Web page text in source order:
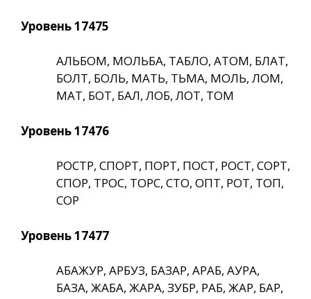
Уровень 17475
АЛЬБОМ, МОЛЬБА, ТАБЛО, АТОМ, БЛАТ,
БОЛТ, БОЛЬ, МАТЬ, ТЬМА, МОЛЬ, ЛОМ,
МАТ, БОТ, БАЛ, ЛОБ, ЛОТ, ТОМ
Уровень 17476
РОСТР, СПОРТ, ПОРТ, ПОСТ, РОСТ, СОРТ,
СПОР, ТРОС, ТОРС, СТО, ОПТ, РОТ, ТОП,
СОР
Уровень 17477
АБАЖУР, АРБУЗ, БАЗАР, АРАБ, АУРА,
БАЗА, ЖАБА, ЖАРА, ЗУБР, РАБ, ЖАР, БАР,